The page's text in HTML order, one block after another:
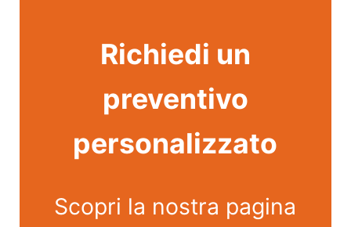
Richiedi un
preventivo
personalizzato
Scopri la nostra pagina